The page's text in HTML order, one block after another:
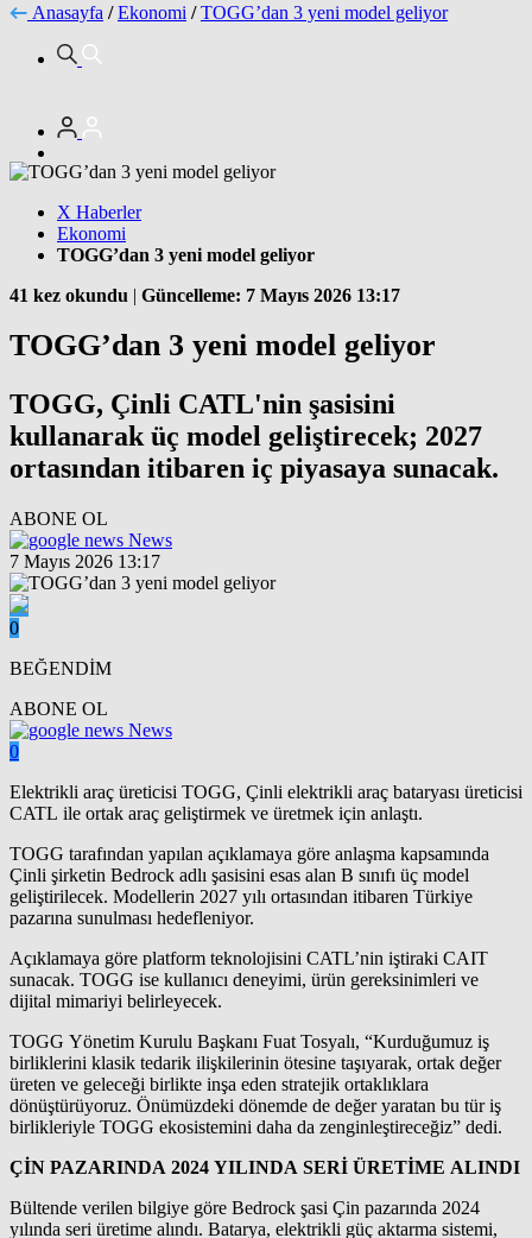
Anasayfa / Ekonomi / TOGG’dan 3 yeni model geliyor
X Haberler
Ekonomi
TOGG’dan 3 yeni model geliyor
41 kez okundu | Güncelleme: 7 Mayıs 2026 13:17
TOGG’dan 3 yeni model geliyor
TOGG, Çinli CATL'nin şasisini
kullanarak üç model geliştirecek; 2027
ortasından itibaren iç piyasaya sunacak.
ABONE OL
News
7 Mayıs 2026 13:17
0
BEĞENDİM
ABONE OL
News
0
Elektrikli araç üreticisi TOGG, Çinli elektrikli araç bataryası üreticisi
CATL ile ortak araç geliştirmek ve üretmek için anlaştı.
TOGG tarafından yapılan açıklamaya göre anlaşma kapsamında
Çinli şirketin Bedrock adlı şasisini esas alan B sınıfı üç model
geliştirilecek. Modellerin 2027 yılı ortasından itibaren Türkiye
pazarına sunulması hedefleniyor.
Açıklamaya göre platform teknolojisini CATL’nin iştiraki CAIT
sunacak. TOGG ise kullanıcı deneyimi, ürün gereksinimleri ve
dijital mimariyi belirleyecek.
TOGG Yönetim Kurulu Başkanı Fuat Tosyalı, “Kurduğumuz iş
birliklerini klasik tedarik ilişkilerinin ötesine taşıyarak, ortak değer
üreten ve geleceği birlikte inşa eden stratejik ortaklıklara
dönüştürüyoruz. Önümüzdeki dönemde de değer yaratan bu tür iş
birlikleriyle TOGG ekosistemini daha da zenginleştireceğiz” dedi.
ÇİN PAZARINDA 2024 YILINDA SERİ ÜRETİME ALINDI
Bültende verilen bilgiye göre Bedrock şasi Çin pazarında 2024
yılında seri üretime alındı. Batarya, elektrikli güç aktarma sistemi,